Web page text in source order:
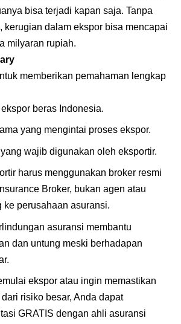
bisa terjadi kapan saja. Tanpa
kerugian dalam ekspor bisa mencapai
milyaran rupiah.
memberikan pemahaman lengkap
beras Indonesia.
yang mengintai proses ekspor.
wajib digunakan oleh eksportir.
harus menggunakan broker resmi
Broker, bukan agen atau
ke perusahaan asuransi.
asuransi membantu
dan untung meski berhadapan
ekspor atau ingin memastikan
risiko besar, Anda dapat
GRATIS dengan ahli asuransi